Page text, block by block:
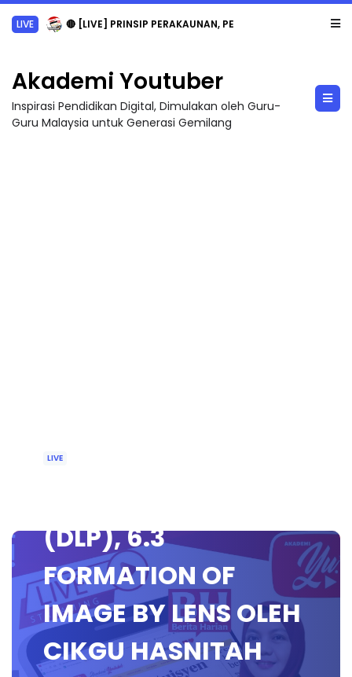
LIVE 🔴 [LIVE] PRINSIP PERAKAUNAN, PECUT SKOR SOALAN 1 TRIAL OLEH CIKGU WAN...
Akademi Youtuber
Inspirasi Pendidikan Digital, Dimulakan oleh Guru-
Guru Malaysia untuk Generasi Gemilang
LIVE
(DLP), 6.3
FORMATION OF
IMAGE BY LENS OLEH
CIKGU HASNITAH